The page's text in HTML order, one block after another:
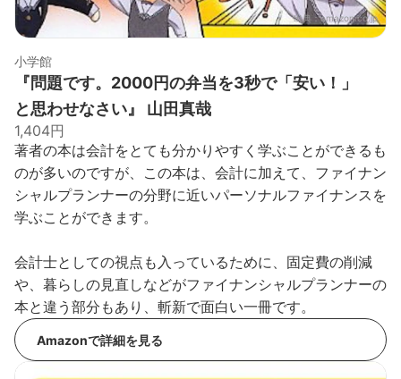
出典：amazon.co.jp
小学館
『問題です。2000円の弁当を3秒で「安い！」
と思わせなさい』 山田真哉
1,404円
著者の本は会計をとても分かりやすく学ぶことができるも
のが多いのですが、この本は、会計に加えて、ファイナン
シャルプランナーの分野に近いパーソナルファイナンスを
学ぶことができます。
会計士としての視点も入っているために、固定費の削減
や、暮らしの見直しなどがファイナンシャルプランナーの
本と違う部分もあり、斬新で面白い一冊です。
Amazonで詳細を見る